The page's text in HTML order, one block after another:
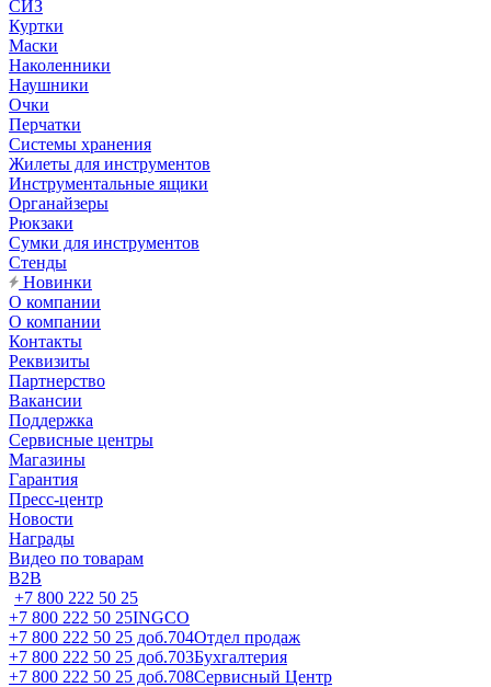
СИЗ
Куртки
Маски
Наколенники
Наушники
Очки
Перчатки
Системы хранения
Жилеты для инструментов
Инструментальные ящики
Органайзеры
Рюкзаки
Сумки для инструментов
Стенды
Новинки
О компании
О компании
Контакты
Реквизиты
Партнерство
Вакансии
Поддержка
Сервисные центры
Магазины
Гарантия
Пресс-центр
Новости
Награды
Видео по товарам
B2B
+7 800 222 50 25
+7 800 222 50 25INGCO
+7 800 222 50 25 доб.704Отдел продаж
+7 800 222 50 25 доб.703Бухгалтерия
+7 800 222 50 25 доб.708Сервисный Центр